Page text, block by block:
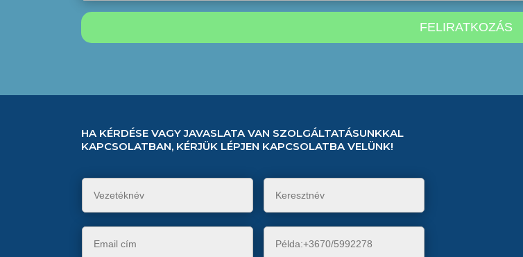
HA KÉRDÉSE VAGY JAVASLATA VAN SZOLGÁLTATÁSUNKKAL
KAPCSOLATBAN, KÉRJÜK LÉPJEN KAPCSOLATBA VELÜNK!